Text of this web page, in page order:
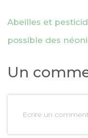
Abeilles et
possible des
Un
Ecrire un